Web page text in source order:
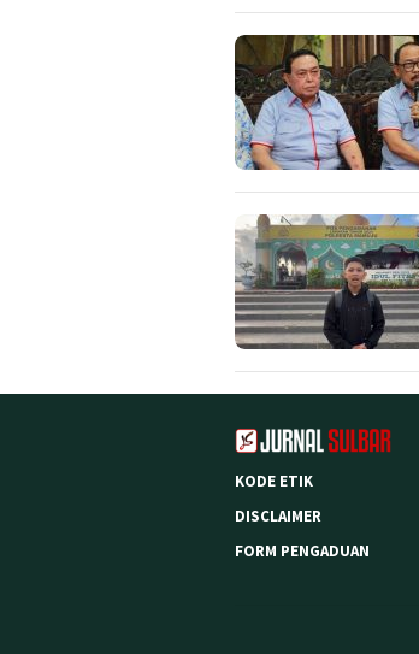
KODE ETIK
DISCLAIMER
FORM PENGADUAN